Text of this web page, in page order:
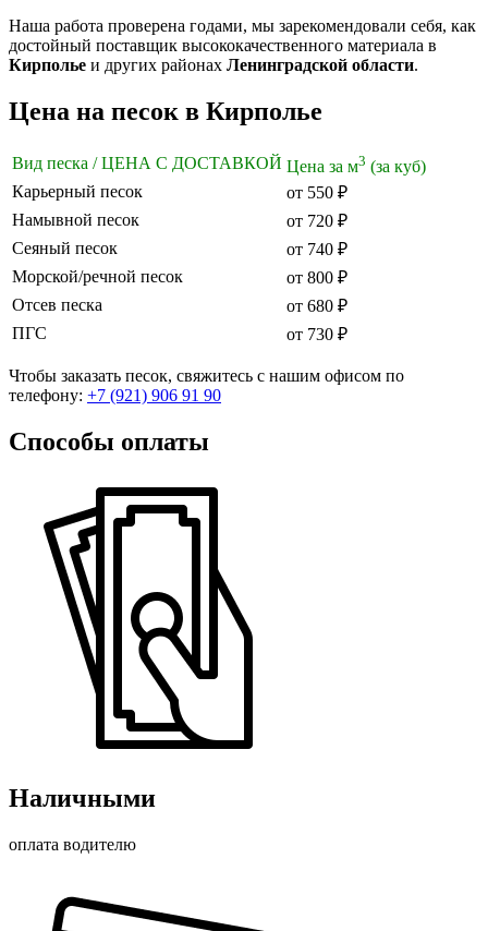
Наша работа проверена годами, мы зарекомендовали себя, как
достойный поставщик высококачественного материала в
Кирполье и других районах Ленинградской области.
Цена на песок в Кирполье
Вид песка / ЦЕНА С ДОСТАВКОЙ Цена за м3 (за куб)
Карьерный песок
от 550 ₽
Намывной песок
от 720 ₽
Сеяный песок
от 740 ₽
Морской/речной песок
от 800 ₽
Отсев песка
от 680 ₽
ПГС
от 730 ₽
Чтобы заказать песок, свяжитесь с нашим офисом по
телефону: +7 (921) 906 91 90
Способы оплаты
Наличными
оплата водителю